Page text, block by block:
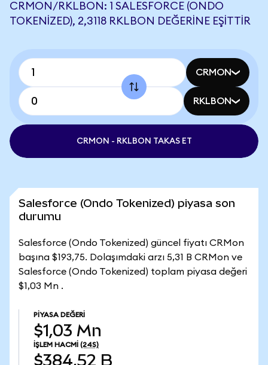
CRMON/RKLBON: 1 SALESFORCE (ONDO
TOKENIZED), 2,3118 RKLBON DEĞERINE EŞITTIR
CRMON
RKLBON
CRMON - RKLBON TAKAS ET
Salesforce (Ondo Tokenized) piyasa son
durumu
Salesforce (Ondo Tokenized) güncel fiyatı CRMon
başına $193,75. Dolaşımdaki arzı 5,31 B CRMon ve
Salesforce (Ondo Tokenized) toplam piyasa değeri
$1,03 Mn .
PIYASA DEĞERI
$1,03 Mn
İŞLEM HACMI (24S)
$384,52 B